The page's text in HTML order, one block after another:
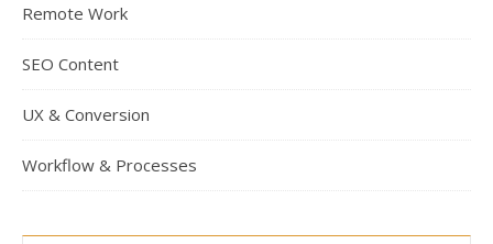
Remote Work
SEO Content
UX & Conversion
Workflow & Processes